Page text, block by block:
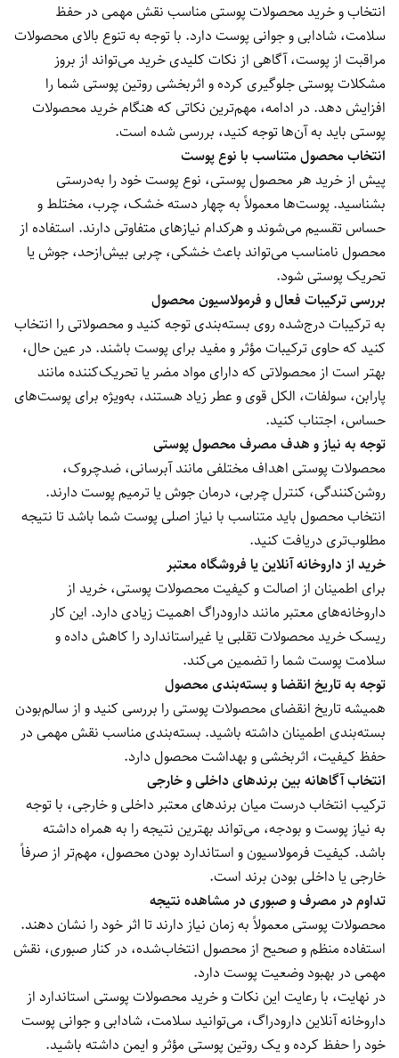
انتخاب و خرید محصولات پوستی مناسب نقش مهمی در حفظ
سلامت، شادابی و جوانی پوست دارد. با توجه به تنوع بالای محصولات
مراقبت از پوست، آگاهی از نکات کلیدی خرید می‌تواند از بروز
مشکلات پوستی جلوگیری کرده و اثربخشی روتین پوستی شما را
افزایش دهد. در ادامه، مهم‌ترین نکاتی که هنگام خرید محصولات
پوستی باید به آن‌ها توجه کنید، بررسی شده است.
انتخاب محصول متناسب با نوع پوست
پیش از خرید هر محصول پوستی، نوع پوست خود را به‌درستی
بشناسید. پوست‌ها معمولاً به چهار دسته خشک، چرب، مختلط و
حساس تقسیم می‌شوند و هرکدام نیازهای متفاوتی دارند. استفاده از
محصول نامناسب می‌تواند باعث خشکی، چربی بیش‌ازحد، جوش یا
تحریک پوستی شود.
بررسی ترکیبات فعال و فرمولاسیون محصول
به ترکیبات درج‌شده روی بسته‌بندی توجه کنید و محصولاتی را انتخاب
کنید که حاوی ترکیبات مؤثر و مفید برای پوست باشند. در عین حال،
بهتر است از محصولاتی که دارای مواد مضر یا تحریک‌کننده مانند
پارابن، سولفات، الکل قوی و عطر زیاد هستند، به‌ویژه برای پوست‌های
حساس، اجتناب کنید.
توجه به نیاز و هدف مصرف محصول پوستی
محصولات پوستی اهداف مختلفی مانند آبرسانی، ضدچروک،
روشن‌کنندگی، کنترل چربی، درمان جوش یا ترمیم پوست دارند.
انتخاب محصول باید متناسب با نیاز اصلی پوست شما باشد تا نتیجه
مطلوب‌تری دریافت کنید.
خرید از داروخانه آنلاین یا فروشگاه معتبر
برای اطمینان از اصالت و کیفیت محصولات پوستی، خرید از
داروخانه‌های معتبر مانند دارودراگ اهمیت زیادی دارد. این کار
ریسک خرید محصولات تقلبی یا غیراستاندارد را کاهش داده و
سلامت پوست شما را تضمین می‌کند.
توجه به تاریخ انقضا و بسته‌بندی محصول
همیشه تاریخ انقضای محصولات پوستی را بررسی کنید و از سالم‌بودن
بسته‌بندی اطمینان داشته باشید. بسته‌بندی مناسب نقش مهمی در
حفظ کیفیت، اثربخشی و بهداشت محصول دارد.
انتخاب آگاهانه بین برندهای داخلی و خارجی
ترکیب انتخاب درست میان برندهای معتبر داخلی و خارجی، با توجه
به نیاز پوست و بودجه، می‌تواند بهترین نتیجه را به همراه داشته
باشد. کیفیت فرمولاسیون و استاندارد بودن محصول، مهم‌تر از صرفاً
خارجی یا داخلی بودن برند است.
تداوم در مصرف و صبوری در مشاهده نتیجه
محصولات پوستی معمولاً به زمان نیاز دارند تا اثر خود را نشان دهند.
استفاده منظم و صحیح از محصول انتخاب‌شده، در کنار صبوری، نقش
مهمی در بهبود وضعیت پوست دارد.
در نهایت، با رعایت این نکات و خرید محصولات پوستی استاندارد از
داروخانه آنلاین دارودراگ، می‌توانید سلامت، شادابی و جوانی پوست
خود را حفظ کرده و یک روتین پوستی مؤثر و ایمن داشته باشید.